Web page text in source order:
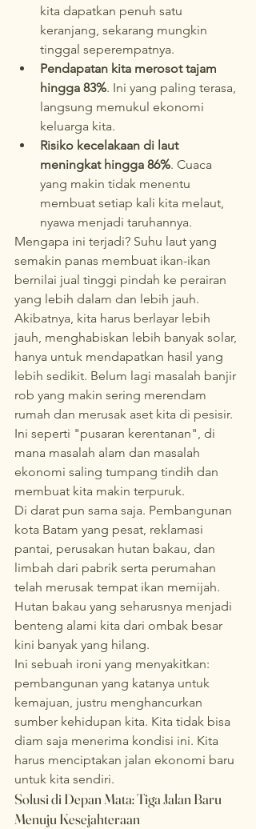
kita dapatkan penuh satu
keranjang, sekarang mungkin
tinggal seperempatnya.
Pendapatan kita merosot tajam
hingga 83%. Ini yang paling terasa,
langsung memukul ekonomi
keluarga kita.
Risiko kecelakaan di laut
meningkat hingga 86%. Cuaca
yang makin tidak menentu
membuat setiap kali kita melaut,
nyawa menjadi taruhannya.
Mengapa ini terjadi? Suhu laut yang
semakin panas membuat ikan-ikan
bernilai jual tinggi pindah ke perairan
yang lebih dalam dan lebih jauh.
Akibatnya, kita harus berlayar lebih
jauh, menghabiskan lebih banyak solar,
hanya untuk mendapatkan hasil yang
lebih sedikit. Belum lagi masalah banjir
rob yang makin sering merendam
rumah dan merusak aset kita di pesisir.
Ini seperti "pusaran kerentanan", di
mana masalah alam dan masalah
ekonomi saling tumpang tindih dan
membuat kita makin terpuruk.
Di darat pun sama saja. Pembangunan
kota Batam yang pesat, reklamasi
pantai, perusakan hutan bakau, dan
limbah dari pabrik serta perumahan
telah merusak tempat ikan memijah.
Hutan bakau yang seharusnya menjadi
benteng alami kita dari ombak besar
kini banyak yang hilang.
Ini sebuah ironi yang menyakitkan:
pembangunan yang katanya untuk
kemajuan, justru menghancurkan
sumber kehidupan kita. Kita tidak bisa
diam saja menerima kondisi ini. Kita
harus menciptakan jalan ekonomi baru
untuk kita sendiri.
Solusi di Depan Mata: Tiga Jalan Baru
Menuju Kesejahteraan